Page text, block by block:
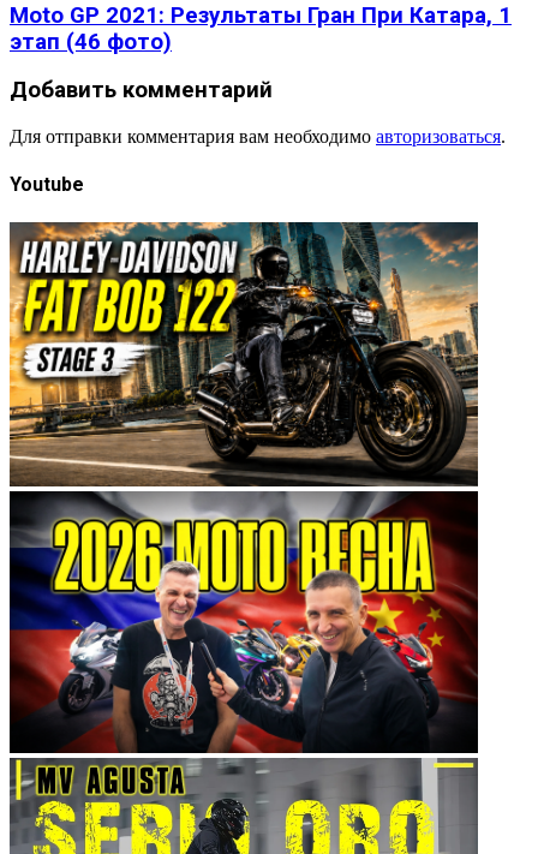
Moto GP 2021: Результаты Гран При Катара, 1
этап (46 фото)
Добавить комментарий
Для отправки комментария вам необходимо авторизоваться.
Youtube